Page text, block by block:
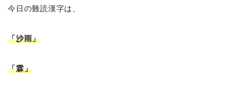
今日の難読漢字は、
「沙雨」
「霖」